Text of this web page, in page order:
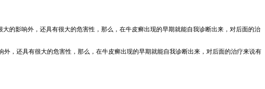
的影响外，还具有很大的危害性，那么，在牛皮癣出现的早期就能自我诊断出来，对后面的治
，还具有很大的危害性，那么，在牛皮癣出现的早期就能自我诊断出来，对后面的治疗来说有